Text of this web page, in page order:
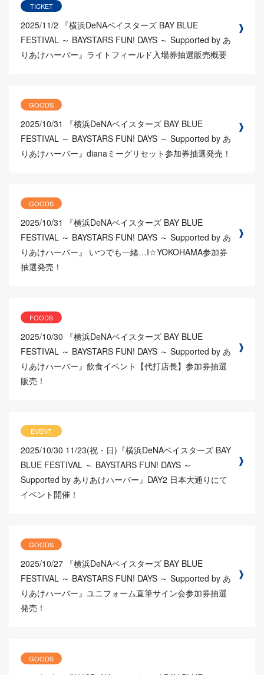
TICKET
2025/11/2
『横浜DeNAベイスターズ BAY BLUE
FESTIVAL ～ BAYSTARS FUN! DAYS ～ Supported by あ
りあけハーバー』ライトフィールド入場券抽選販売概要
GOODS
2025/10/31
『横浜DeNAベイスターズ BAY BLUE
FESTIVAL ～ BAYSTARS FUN! DAYS ～ Supported by あ
りあけハーバー』dianaミーグリセット参加券抽選発売！
GOODS
2025/10/31
『横浜DeNAベイスターズ BAY BLUE
FESTIVAL ～ BAYSTARS FUN! DAYS ～ Supported by あ
りあけハーバー』 いつでも一緒…I☆YOKOHAMA参加券
抽選発売！
FOODS
2025/10/30
『横浜DeNAベイスターズ BAY BLUE
FESTIVAL ～ BAYSTARS FUN! DAYS ～ Supported by あ
りあけハーバー』飲食イベント【代打店長】参加券抽選
販売！
EVENT
2025/10/30 11/23(祝・日)『横浜DeNAベイスターズ BAY
BLUE FESTIVAL ～ BAYSTARS FUN! DAYS ～
Supported by ありあけハーバー』DAY2 日本大通りにて
イベント開催！
GOODS
2025/10/27 『横浜DeNAベイスターズ BAY BLUE
FESTIVAL ～ BAYSTARS FUN! DAYS ～ Supported by あ
りあけハーバー』ユニフォーム直筆サイン会参加券抽選
発売！
GOODS